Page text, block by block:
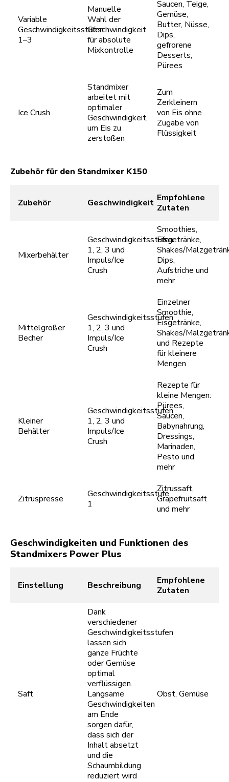
Variable
Geschwindigkeitsstufen
1–3
Manuelle
Wahl der
Geschwindigkeit
für absolute
Mixkontrolle
Saucen, Teige,
Gemüse,
Butter, Nüsse,
Dips,
gefrorene
Desserts,
Pürees
Ice Crush
Standmixer
arbeitet mit
optimaler
Geschwindigkeit,
um Eis zu
zerstoßen
Zum
Zerkleinern
von Eis ohne
Zugabe von
Flüssigkeit
Zubehör für den Standmixer K150
Zubehör Geschwindigkeit Empfohlene
Zutaten
Mixerbehälter
Geschwindigkeitsstufen
1, 2, 3 und
Impuls/Ice
Crush
Smoothies,
Eisgetränke,
Shakes/
Dips,
Aufstriche und
mehr
Mittelgroßer
Becher
Geschwindigkeitsstufen
1, 2, 3 und
Impuls/Ice
Crush
Einzelner
Smoothie,
Eisgetränke,
Shakes/
und Rezepte
für kleinere
Mengen
Kleiner
Behälter
Geschwindigkeitsstufen
1, 2, 3 und
Impuls/Ice
Crush
Rezepte für
kleine Mengen:
Pürees,
Saucen,
Babynahrung,
Dressings,
Marinaden,
Pesto und
mehr
Zitruspresse
Geschwindigkeitsstufe
1
Zitrussaft,
Grapefruitsaft
und mehr
Geschwindigkeiten und Funktionen des
Standmixers Power Plus
Einstellung Beschreibung
Empfohlene
Zutaten
Saft
Dank
verschiedener
Geschwindigkeitsstufen
lassen sich
ganze Früchte
oder Gemüse
optimal
verflüssigen.
Langsame
Geschwindigkeiten
am Ende
sorgen dafür,
dass sich der
Inhalt absetzt
und die
Schaumbildung
reduziert wird
Obst, Gemüse